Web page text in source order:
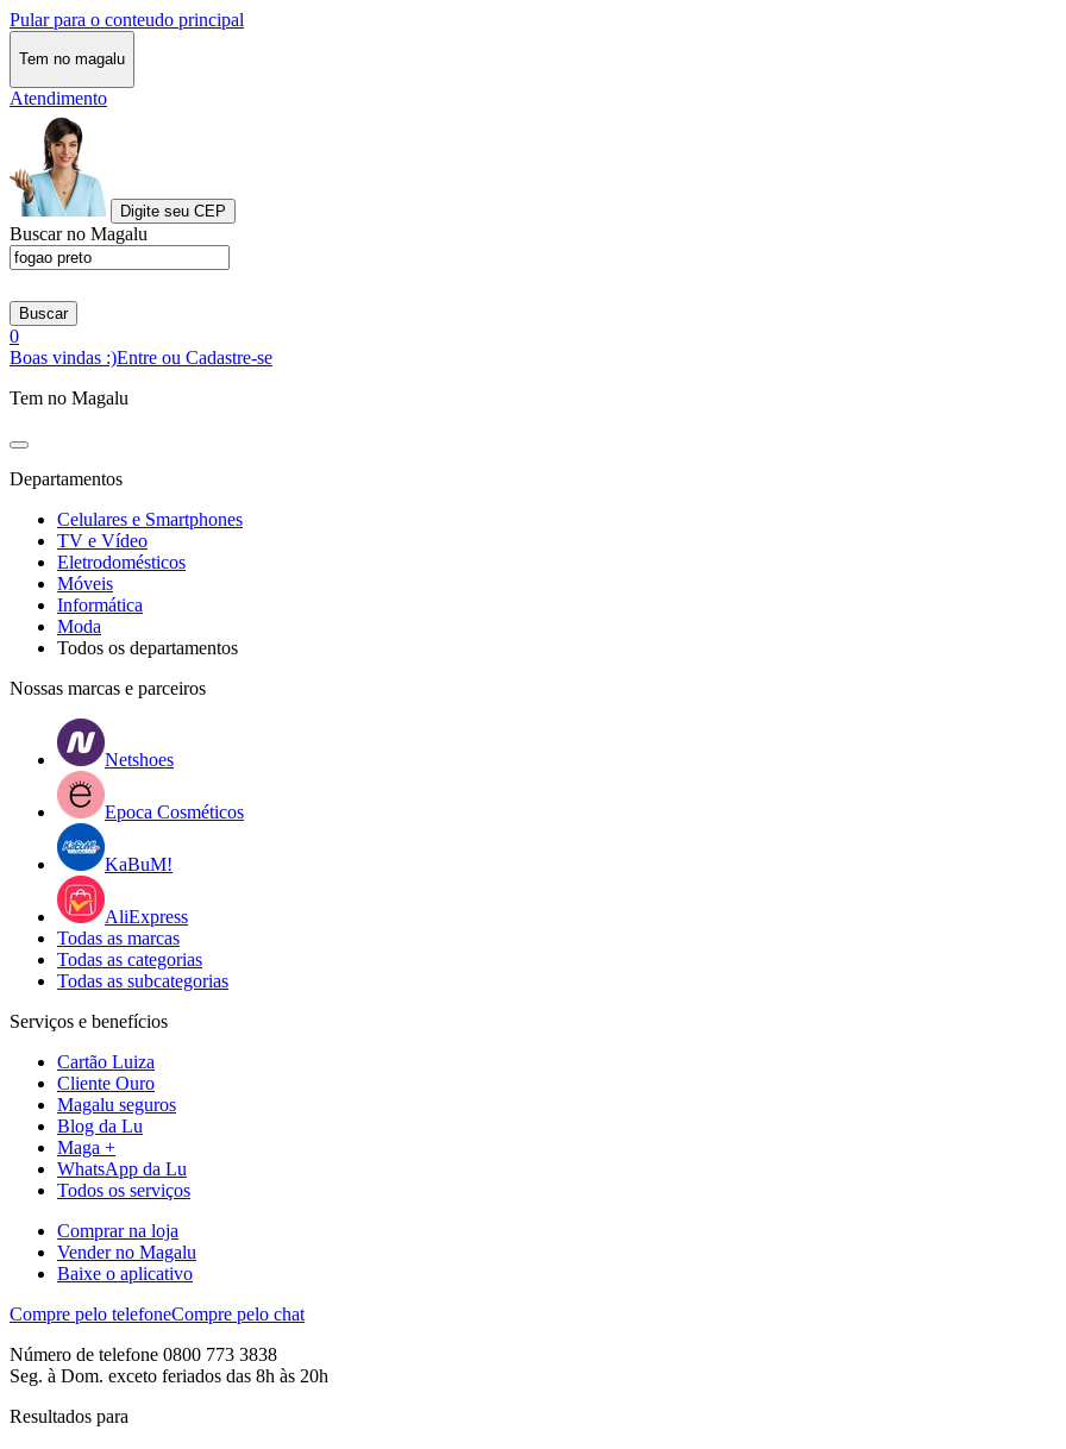
Pular para o conteudo principal
Tem no magalu
Atendimento
Digite seu CEP
Buscar no Magalu
Buscar
0
Boas vindas :)Entre ou Cadastre-se
Tem no Magalu
Departamentos
Celulares e Smartphones
TV e Vídeo
Eletrodomésticos
Móveis
Informática
Moda
Todos os departamentos
Nossas marcas e parceiros
Netshoes
Epoca Cosméticos
KaBuM!
AliExpress
Todas as marcas
Todas as categorias
Todas as subcategorias
Serviços e benefícios
Cartão Luiza
Cliente Ouro
Magalu seguros
Blog da Lu
Maga +
WhatsApp da Lu
Todos os serviços
Comprar na loja
Vender no Magalu
Baixe o aplicativo
Compre pelo telefoneCompre pelo chat
Número de telefone 0800 773 3838
Seg. à Dom. exceto feriados das 8h às 20h
Resultados para